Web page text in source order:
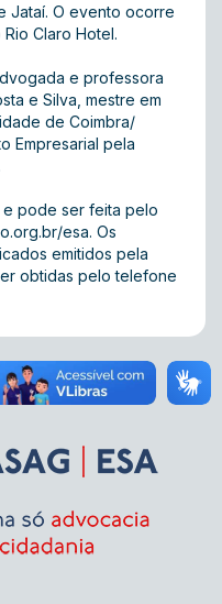
Jataí. O evento ocorre
Claro Hotel.
e professora
e Silva, mestre em
de Coimbra/
Empresarial pela
pode ser feita pelo
esa. Os
emitidos pela
obtidas pelo telefone